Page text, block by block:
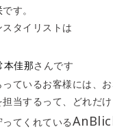
です。
タイリストは
本佳那さんです
ているお客様には、
当するって、どれだけ
てくれている